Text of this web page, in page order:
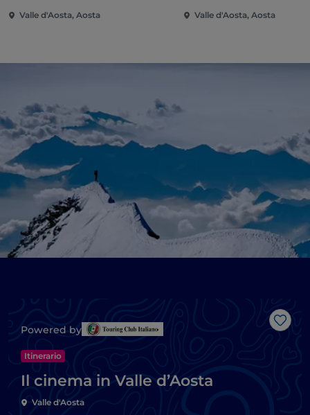
Valle d'Aosta, Aosta Valle d'Aosta, Aosta
Like
Powered by
Itinerario
Il cinema in Valle d’Aosta
Valle d'Aosta